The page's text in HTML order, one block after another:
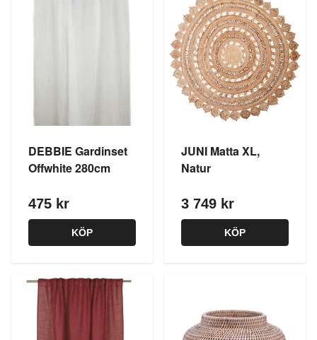
DEBBIE Gardinset
Offwhite 280cm
475 kr
KÖP
JUNI Matta XL,
Natur
3 749 kr
KÖP